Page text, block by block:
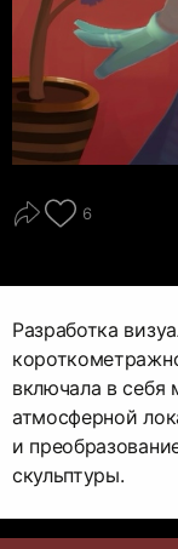
6
Разработка
включала в себя
атмосферной
и
скульптуры.